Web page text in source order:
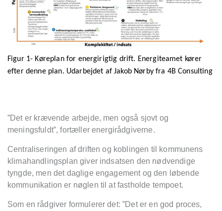
Figur 1- Køreplan for energirigtig drift. Energiteamet kører
efter denne plan. Udarbejdet af Jakob Nørby fra 4B Consulting
”Det er krævende arbejde, men også sjovt og
meningsfuldt”, fortæller energirådgiverne.
Centraliseringen af driften og koblingen til kommunens
klimahandlingsplan giver indsatsen den nødvendige
tyngde, men det daglige engagement og den løbende
kommunikation er nøglen til at fastholde tempoet.
Som en rådgiver formulerer det: ”Det er en god proces,